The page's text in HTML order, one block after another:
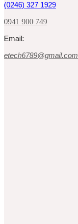
(0246) 327 1929
0941 900 749
Email:
etech6789@gmail.com